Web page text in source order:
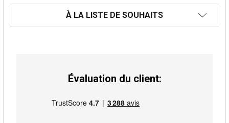
À LA LISTE DE SOUHAITS
Évaluation du client: